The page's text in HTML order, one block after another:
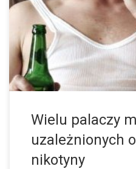
pokazuje, że osoby, które
uzależnione od innych używek
jaranie trawki może uzależnić,
Wielu palaczy
uzależnionych
nikotyny